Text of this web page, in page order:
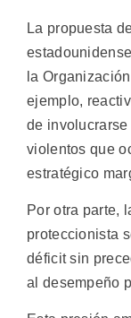
La propuesta
la
ejemplo,
de
violentos que
estratégico
Por otra parte,
proteccionista
déficit sin
al desempeño